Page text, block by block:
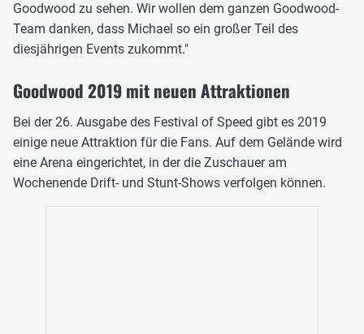
Goodwood zu sehen. Wir wollen dem ganzen Goodwood-
Team danken, dass Michael so ein großer Teil des
diesjährigen Events zukommt."
Goodwood 2019 mit neuen Attraktionen
Bei der 26. Ausgabe des Festival of Speed gibt es 2019
einige neue Attraktion für die Fans. Auf dem Gelände wird
eine Arena eingerichtet, in der die Zuschauer am
Wochenende Drift- und Stunt-Shows verfolgen können.